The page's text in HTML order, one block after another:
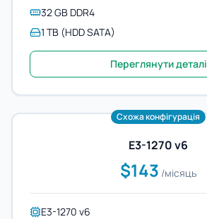
32 GB DDR4
1 TB (HDD SATA)
Переглянути деталі
Схожа конфігурація
E3-1270 v6
$143 /місяць
E3-1270 v6